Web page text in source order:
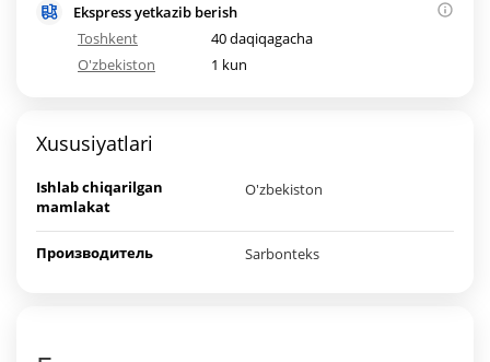
Ekspress yetkazib berish
Toshkent
40 daqiqagacha
O'zbekiston
1 kun
Xususiyatlari
Ishlab chiqarilgan
mamlakat
O'zbekiston
Производитель Sarbonteks